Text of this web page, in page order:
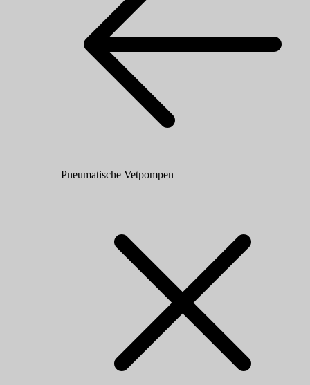
Pneumatische Vetpompen